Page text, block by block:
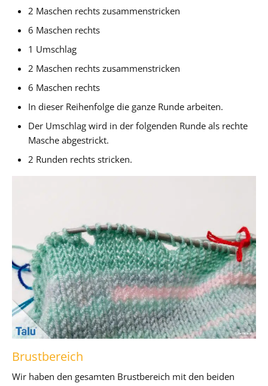
2 Maschen rechts zusammenstricken
6 Maschen rechts
1 Umschlag
2 Maschen rechts zusammenstricken
6 Maschen rechts
In dieser Reihenfolge die ganze Runde arbeiten.
Der Umschlag wird in der folgenden Runde als rechte
Masche abgestrickt.
2 Runden rechts stricken.
Brustbereich
Wir haben den gesamten Brustbereich mit den beiden